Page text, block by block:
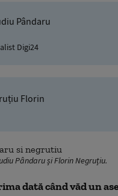
Pândaru
Digi24
Florin
Pândaru și Florin Negruțiu.
dată când văd un